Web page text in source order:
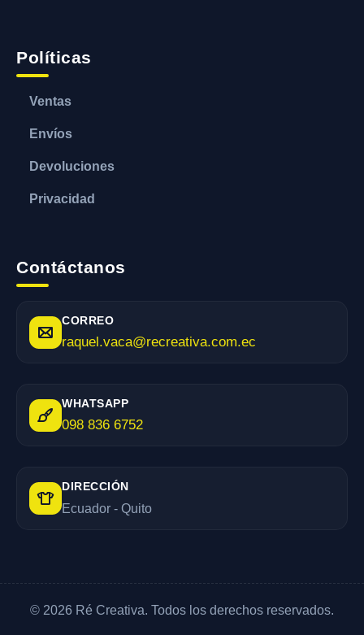
Políticas
Ventas
Envíos
Devoluciones
Privacidad
Contáctanos
CORREO
raquel.vaca@recreativa.com.ec
WHATSAPP
098 836 6752
DIRECCIÓN
Ecuador - Quito
© 2026 Ré Creativa. Todos los derechos reservados.